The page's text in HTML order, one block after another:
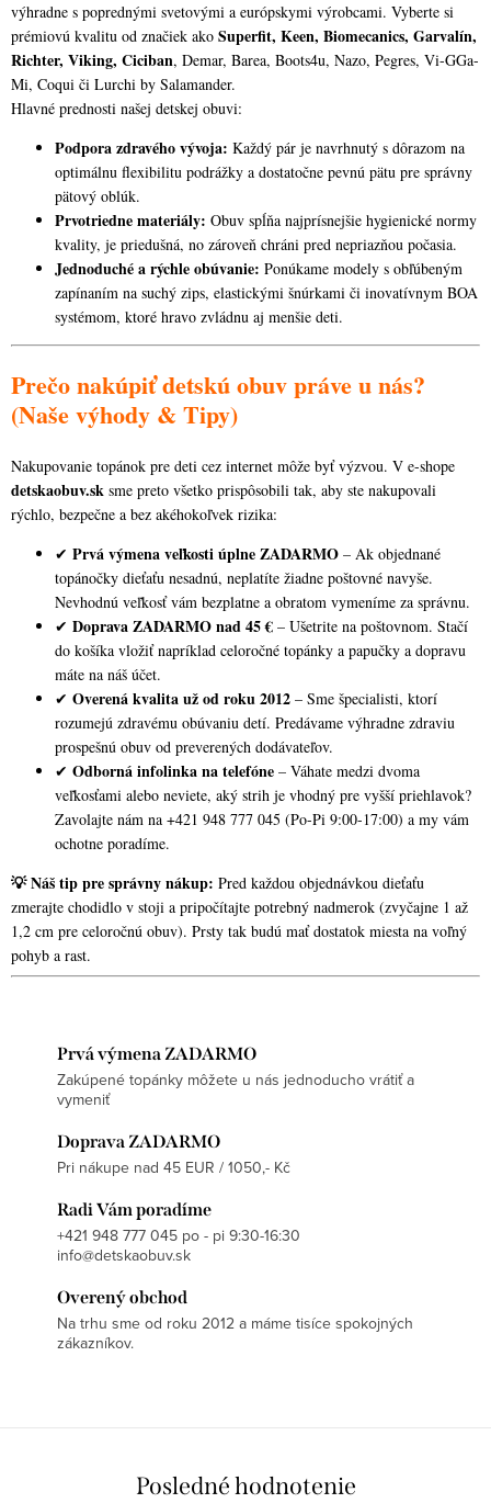
výhradne s poprednými svetovými a európskymi výrobcami. Vyberte si
prémiovú kvalitu od značiek ako Superfit, Keen, Biomecanics, Garvalín,
Richter, Viking, Ciciban, Demar, Barea, Boots4u, Nazo, Pegres, Vi-GGa-
Mi, Coqui či Lurchi by Salamander.
Hlavné prednosti našej detskej obuvi:
Podpora zdravého vývoja: Každý pár je navrhnutý s dôrazom na
optimálnu flexibilitu podrážky a dostatočne pevnú pätu pre správny
pätový oblúk.
Prvotriedne materiály: Obuv spĺňa najprísnejšie hygienické normy
kvality, je priedušná, no zároveň chráni pred nepriazňou počasia.
Jednoduché a rýchle obúvanie: Ponúkame modely s obľúbeným
zapínaním na suchý zips, elastickými šnúrkami či inovatívnym BOA
systémom, ktoré hravo zvládnu aj menšie deti.
Prečo nakúpiť detskú obuv práve u nás?
(Naše výhody & Tipy)
Nakupovanie topánok pre deti cez internet môže byť výzvou. V e-shope
detskaobuv.sk sme preto všetko prispôsobili tak, aby ste nakupovali
rýchlo, bezpečne a bez akéhokoľvek rizika:
✔ Prvá výmena veľkosti úplne ZADARMO – Ak objednané
topánočky dieťaťu nesadnú, neplatíte žiadne poštovné navyše.
Nevhodnú veľkosť vám bezplatne a obratom vymeníme za správnu.
✔ Doprava ZADARMO nad 45 € – Ušetrite na poštovnom. Stačí
do košíka vložiť napríklad celoročné topánky a papučky a dopravu
máte na náš účet.
✔ Overená kvalita už od roku 2012 – Sme špecialisti, ktorí
rozumejú zdravému obúvaniu detí. Predávame výhradne zdraviu
prospešnú obuv od preverených dodávateľov.
✔ Odborná infolinka na telefóne – Váhate medzi dvoma
veľkosťami alebo neviete, aký strih je vhodný pre vyšší priehlavok?
Zavolajte nám na +421 948 777 045 (Po-Pi 9:00-17:00) a my vám
ochotne poradíme.
💡 Náš tip pre správny nákup: Pred každou objednávkou dieťaťu
zmerajte chodidlo v stoji a pripočítajte potrebný nadmerok (zvyčajne 1 až
1,2 cm pre celoročnú obuv). Prsty tak budú mať dostatok miesta na voľný
pohyb a rast.
Prvá výmena ZADARMO
Zakúpené topánky môžete u nás jednoducho vrátiť a
vymeniť
Doprava ZADARMO
Pri nákupe nad 45 EUR / 1050,- Kč
Radi Vám poradíme
+421 948 777 045 po - pi 9:30-16:30
info@detskaobuv.sk
Overený obchod
Na trhu sme od roku 2012 a máme tisíce spokojných
zákazníkov.
Posledné hodnotenie